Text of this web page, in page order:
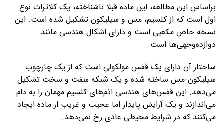
براساس این مطالعه، این ماده قبلا ناشناخته، یک کلاترات نوع
اول است که از کلسیم، مس و سیلیکون تشکیل شده است. این
نسخه خاص مکعبی است و دارای اشکال هندسی مانند
دوازده‌وجهی‌ها است.
ساختار آن دارای یک قفس مولکولی است که از یک چارچوب
سیلیکون-مس ساخته شده و یک شبکه سفت و سخت تشکیل
می‌دهد. این قفس‌های هندسی اتم‌های کلسیم مهمان را به دام
می‌اندازند و یک آرایش پایدار اما عجیب و غریب از ماده ایجاد
می‌کنند که در شرایط محیطی عادی رخ نمی‌دهد.